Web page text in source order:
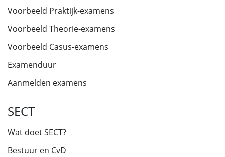
Voorbeeld Praktijk-examens
Voorbeeld Theorie-examens
Voorbeeld Casus-examens
Examenduur
Aanmelden examens
SECT
Wat doet SECT?
Bestuur en CvD